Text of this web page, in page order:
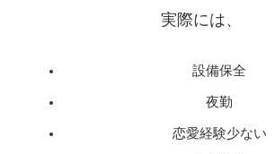
実際には、
設備保全
夜勤
恋愛経験少ない